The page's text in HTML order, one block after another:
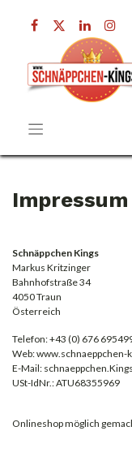
Impressum
Schnäppchen Kings
Markus Kritzinger
Bahnhofstraße 34
4050 Traun
Österreich
Telefon: +43 (0) 676
Web: www.schnaeppchen-
E-Mail:
USt-IdNr.: ATU68355969
Onlineshop möglich